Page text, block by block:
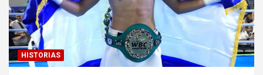
HISTORIAS